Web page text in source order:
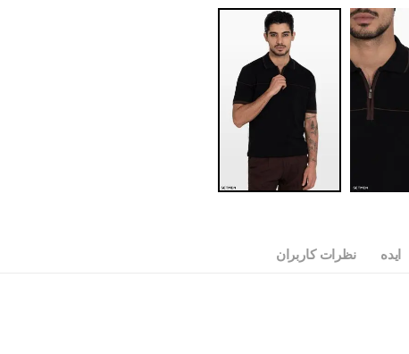
ایده نظرات کاربران